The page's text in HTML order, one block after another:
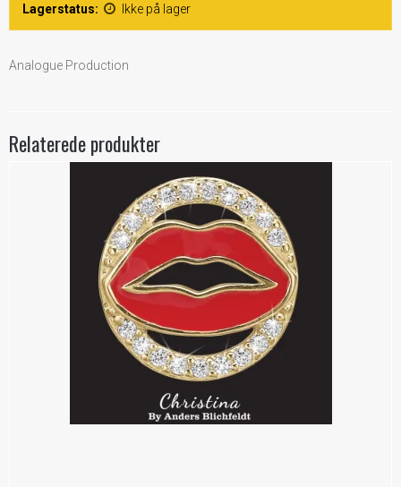
Lagerstatus: Ikke på lager
Analogue Production
Relaterede produkter